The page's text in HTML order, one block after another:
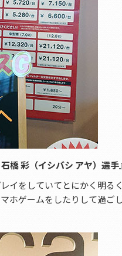
橋 彩（イシバシ アヤ）選手』
イをしていてとにかく明る
ホゲームをしたりして過ご